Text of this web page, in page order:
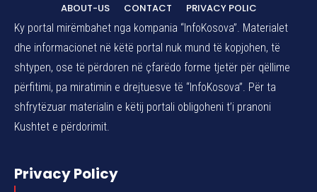
ABOUT-US CONTACT
PRIVACY POLIC
Ky portal mirëmbahet nga kompania “InfoKosova”. Materialet
dhe informacionet në këtë portal nuk mund të kopjohen, të
shtypen, ose të përdoren në çfarëdo forme tjetër për qëllime
përfitimi, pa miratimin e drejtuesve të “InfoKosova”. Për ta
shfrytëzuar materialin e këtij portali obligoheni t’i pranoni
Kushtet e përdorimit.
Privacy Policy